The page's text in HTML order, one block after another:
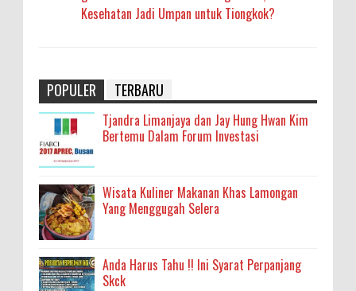
Kesehatan Jadi Umpan untuk Tiongkok?
POPULER TERBARU
Tjandra Limanjaya dan Jay Hung Hwan Kim
Bertemu Dalam Forum Investasi
Wisata Kuliner Makanan Khas Lamongan
Yang Menggugah Selera
Anda Harus Tahu !! Ini Syarat Perpanjang
Skck